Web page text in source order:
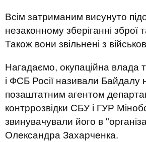
Всім затриманим висунуто
незаконному зберіганні зброї
Також вони звільнені з
Нагадаємо, окупаційна влада
і ФСБ Росії називали Байдалу
позаштатним агентом
контррозвідки СБУ і ГУР
звинувачували його в
Олександра Захарченка.